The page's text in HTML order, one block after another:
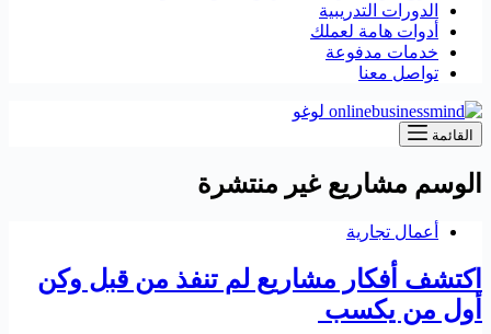
الدورات التدريبية
أدوات هامة لعملك
خدمات مدفوعة
تواصل معنا
القائمة
الوسم مشاريع غير منتشرة
أعمال تجارية
اكتشف أفكار مشاريع لم تنفذ من قبل وكن
أول من يكسب